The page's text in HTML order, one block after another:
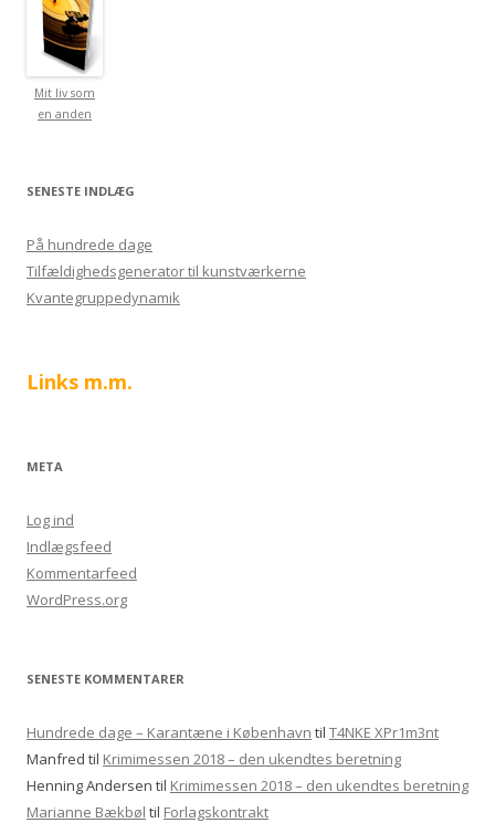
Mit liv som
en anden
SENESTE INDLÆG
På hundrede dage
Tilfældighedsgenerator til kunstværkerne
Kvantegruppedynamik
Links m.m.
META
Log ind
Indlægsfeed
Kommentarfeed
WordPress.org
SENESTE KOMMENTARER
Hundrede dage – Karantæne i København til T4NKE XPr1m3nt
Manfred til Krimimessen 2018 – den ukendtes beretning
Henning Andersen til Krimimessen 2018 – den ukendtes beretning
Marianne Bækbøl til Forlagskontrakt